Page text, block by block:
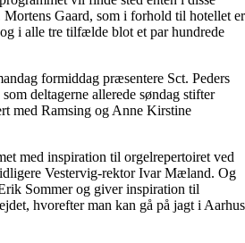
Mortens Gaard, som i forhold til hotellet er
i alle tre tilfælde blot et par hundrede
formiddag præsentere Sct. Peders
deltagerne allerede søndag stifter
med Ramsing og Anne Kirstine
med inspiration til orgelrepertoiret ved
Vestervig-rektor Ivar Mæland. Og
Sommer og giver inspiration til
hvorefter man kan gå på jagt i Aarhus